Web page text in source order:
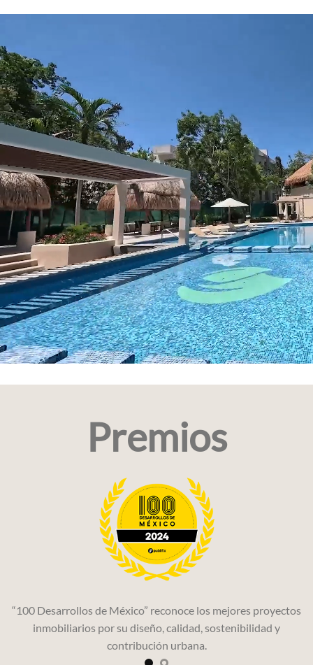
Premios
“100 Desarrollos de México” reconoce los mejores proyectos
inmobiliarios por su diseño, calidad, sostenibilidad y
contribución urbana.